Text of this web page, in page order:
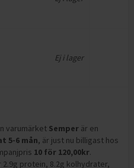
Ej i lager
varumärket Semper är en
5-6 mån, är just nu billigast hos
10 för 120,00kr.
2.9g protein, 8.2g kolhydrater,